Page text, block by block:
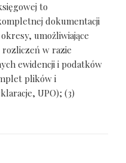
to
dokumentacji
umożliwiające
rozliczeń w razie
ewidencji i podatków
plików i
UPO); (3)